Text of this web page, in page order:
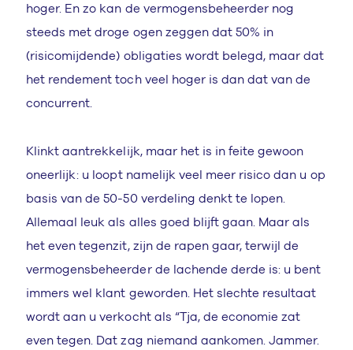
hoger. En zo kan de vermogensbeheerder nog
steeds met droge ogen zeggen dat 50% in
(risicomijdende) obligaties wordt belegd, maar dat
het rendement toch veel hoger is dan dat van de
concurrent.
Klinkt aantrekkelijk, maar het is in feite gewoon
oneerlijk: u loopt namelijk veel meer risico dan u op
basis van de 50-50 verdeling denkt te lopen.
Allemaal leuk als alles goed blijft gaan. Maar als
het even tegenzit, zijn de rapen gaar, terwijl de
vermogensbeheerder de lachende derde is: u bent
immers wel klant geworden. Het slechte resultaat
wordt aan u verkocht als “Tja, de economie zat
even tegen. Dat zag niemand aankomen. Jammer.